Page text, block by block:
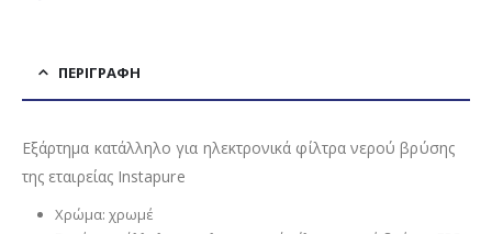
ΠΕΡΙΓΡΑΦΉ
Εξάρτημα κατάλληλο για ηλεκτρονικά φίλτρα νερού βρύσης
της εταιρείας Instapure
Χρώμα: χρωμέ